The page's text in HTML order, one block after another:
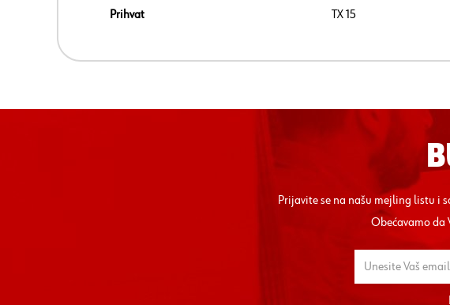
Prihvat TX 15
Prijavite se na našu mejling listu i
Obećavamo da